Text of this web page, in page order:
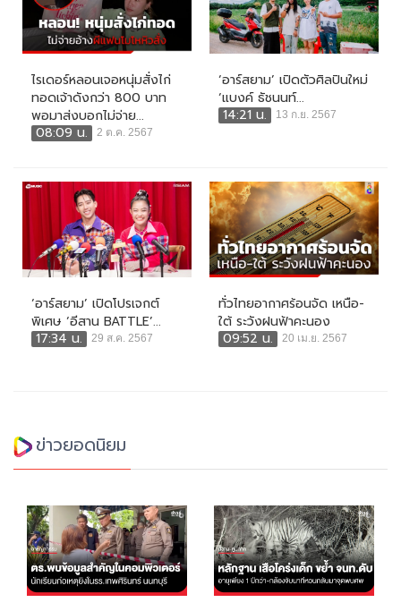
ไรเดอร์หลอนเจอหนุ่มสั่งไก่
ทอดเจ้าดังกว่า 800 บาท
พอมาส่งบอกไม่จ่าย...
08:09 น.
2 ต.ค. 2567
‘อาร์สยาม’ เปิดตัวศิลปินใหม่
‘แบงค์ ธัชนนท์...
14:21 น.
13 ก.ย. 2567
‘อาร์สยาม’ เปิดโปรเจกต์
พิเศษ ‘อีสาน BATTLE’...
17:34 น.
29 ส.ค. 2567
ทั่วไทยอากาศร้อนจัด เหนือ-
ใต้ ระวังฝนฟ้าคะนอง
09:52 น.
20 เม.ย. 2567
ข่าวยอดนิยม